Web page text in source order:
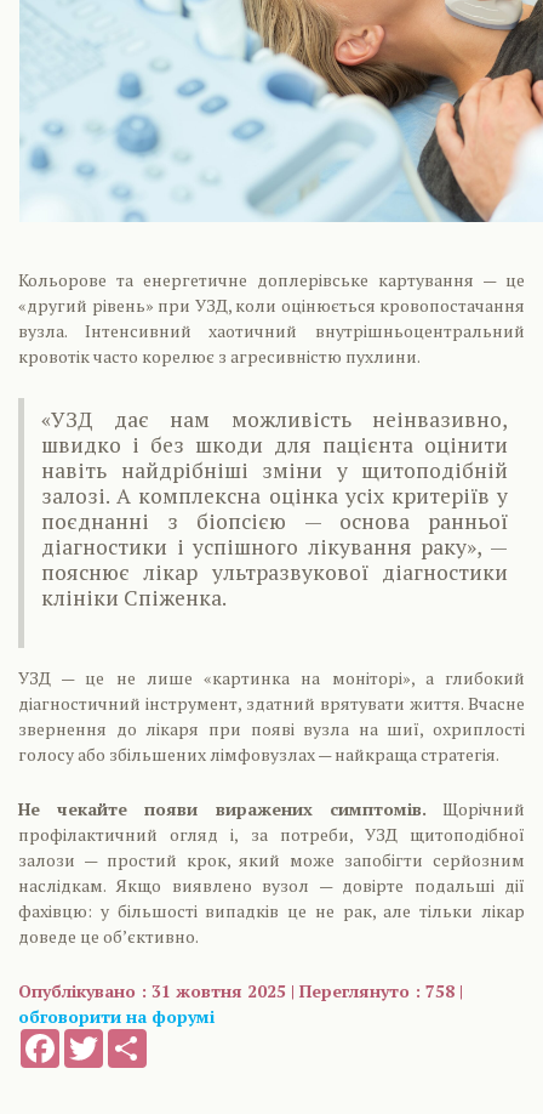
Кольорове та енергетичне доплерівське картування — це
«другий рівень» при УЗД, коли оцінюється кровопостачання
вузла. Інтенсивний хаотичний внутрішньоцентральний
кровотік часто корелює з агресивністю пухлини.
«УЗД дає нам можливість неінвазивно,
швидко і без шкоди для пацієнта оцінити
навіть найдрібніші зміни у щитоподібній
залозі. А комплексна оцінка усіх критеріїв у
поєднанні з біопсією — основа ранньої
діагностики і успішного лікування раку», —
пояснює лікар ультразвукової діагностики
клініки Спіженка.
УЗД — це не лише «картинка на моніторі», а глибокий
діагностичний інструмент, здатний врятувати життя. Вчасне
звернення до лікаря при появі вузла на шиї, охриплості
голосу або збільшених лімфовузлах — найкраща стратегія.
Не чекайте появи виражених симптомів. Щорічний
профілактичний огляд і, за потреби, УЗД щитоподібної
залози — простий крок, який може запобігти серйозним
наслідкам. Якщо виявлено вузол — довірте подальші дії
фахівцю: у більшості випадків це не рак, але тільки лікар
доведе це об’єктивно.
Опублікувано : 31 жовтня 2025 | Переглянуто : 758 |
обговорити на форумі
FacebookTwitter